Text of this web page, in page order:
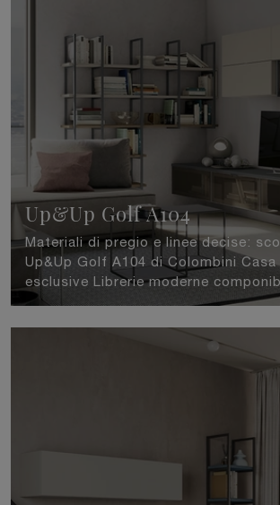
Up&Up Golf A104
Materiali di pregio e linee decise:
Up&Up Golf A104 di Colombini
esclusive Librerie moderne